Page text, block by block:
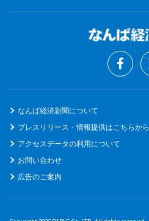
なんば経済新聞について
プレスリリース・情報提供はこちらから
アクセスデータの利用について
お問い合わせ
広告のご案内